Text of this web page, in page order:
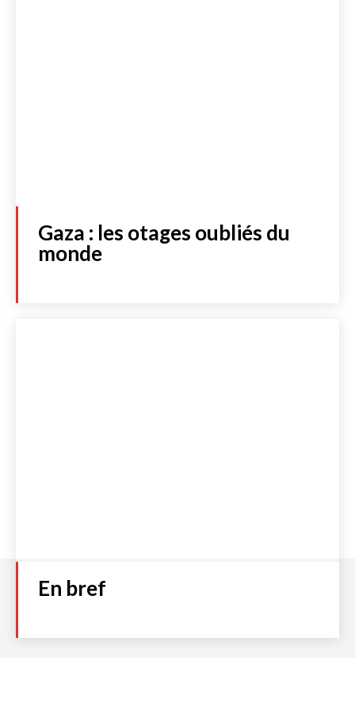
Gaza : les otages oubliés du
monde
En bref